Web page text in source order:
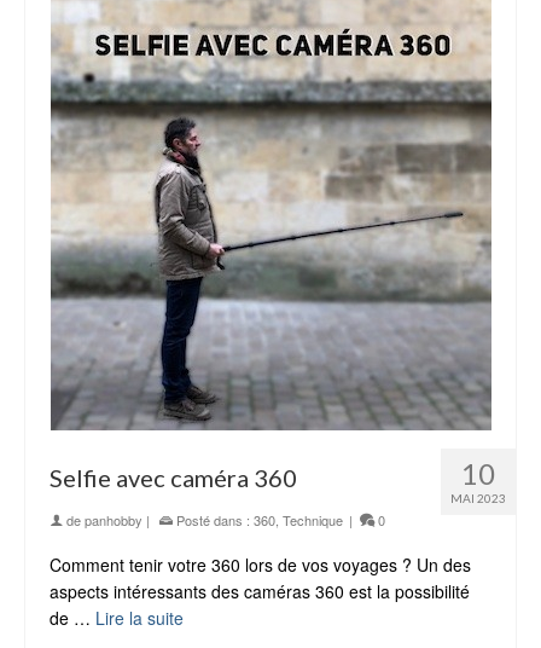
10
MAI 2023
Selfie avec caméra 360
depanhobby | Posté dans : 360 Technique | 0
Comment tenir votre 360 lors de vos voyages ? Un des
aspects intéressants des caméras 360 est la possibilité
de … Lire la suite